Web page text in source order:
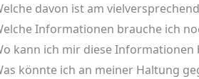
davon ist am
Informationen brauche ich
kann ich mir diese Informationen
könnte ich an meiner Haltung